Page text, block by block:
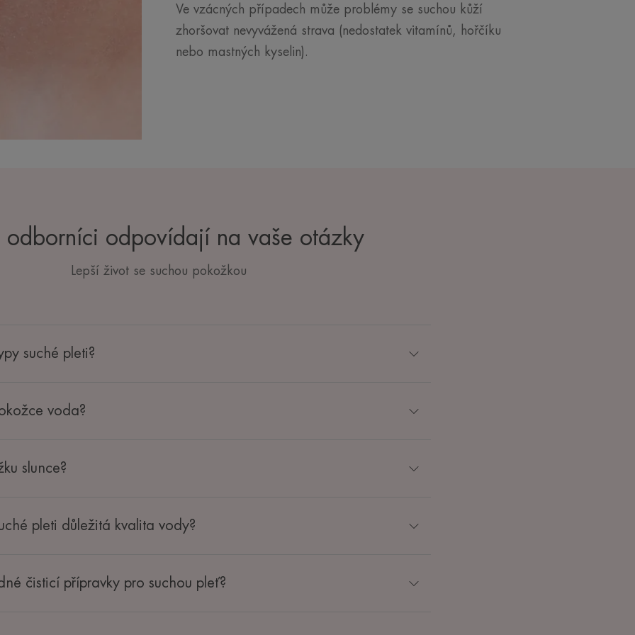
Ve vzácných případech může problémy se suchou kůží
zhoršovat nevyvážená strava (nedostatek vitamínů, hořčíku
nebo mastných kyselin).
odpovídají na vaše otázky
Lepší život se suchou pokožkou
suché pleti?
voda?
slunce?
pleti důležitá kvalita vody?
čisticí přípravky pro suchou pleť?